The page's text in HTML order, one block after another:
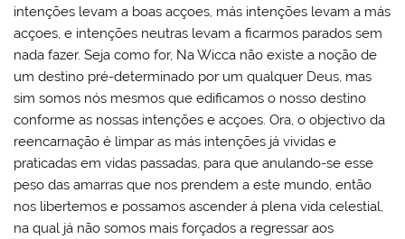
intenções levam a boas acçoes, más intenções levam a más
acçoes, e intenções neutras levam a ficarmos parados sem
nada fazer. Seja como for, Na Wicca não existe a noção de
um destino pré-determinado por um qualquer Deus, mas
sim somos nós mesmos que edificamos o nosso destino
conforme as nossas intenções e acçoes. Ora, o objectivo da
reencarnação é limpar as más intenções já vividas e
praticadas em vidas passadas, para que anulando-se esse
peso das amarras que nos prendem a este mundo, então
nos libertemos e possamos ascender á plena vida celestial,
na qual já não somos mais forçados a regressar aos